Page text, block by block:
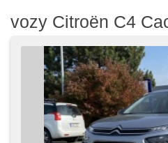
vozy Citroën C4